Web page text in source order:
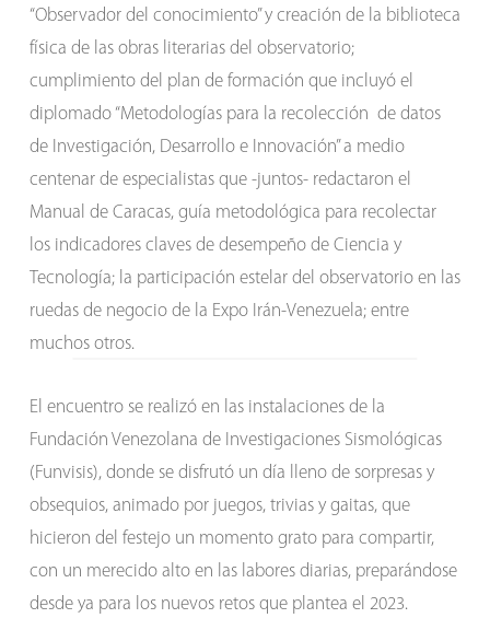
“Observador del conocimiento” y creación de la biblioteca
física de las obras literarias del observatorio;
cumplimiento del plan de formación que incluyó el
diplomado “Metodologías para la recolección de datos
de Investigación, Desarrollo e Innovación” a medio
centenar de especialistas que -juntos- redactaron el
Manual de Caracas, guía metodológica para recolectar
los indicadores claves de desempeño de Ciencia y
Tecnología; la participación estelar del observatorio en las
ruedas de negocio de la Expo Irán-Venezuela; entre
muchos otros.
El encuentro se realizó en las instalaciones de la
Fundación Venezolana de Investigaciones Sismológicas
(Funvisis), donde se disfrutó un día lleno de sorpresas y
obsequios, animado por juegos, trivias y gaitas, que
hicieron del festejo un momento grato para compartir,
con un merecido alto en las labores diarias, preparándose
desde ya para los nuevos retos que plantea el 2023.